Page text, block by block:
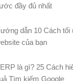
đầy đủ nhất
dẫn 10 Cách
của bạn
là gì? 25 Cách
Tìm kiếm Google